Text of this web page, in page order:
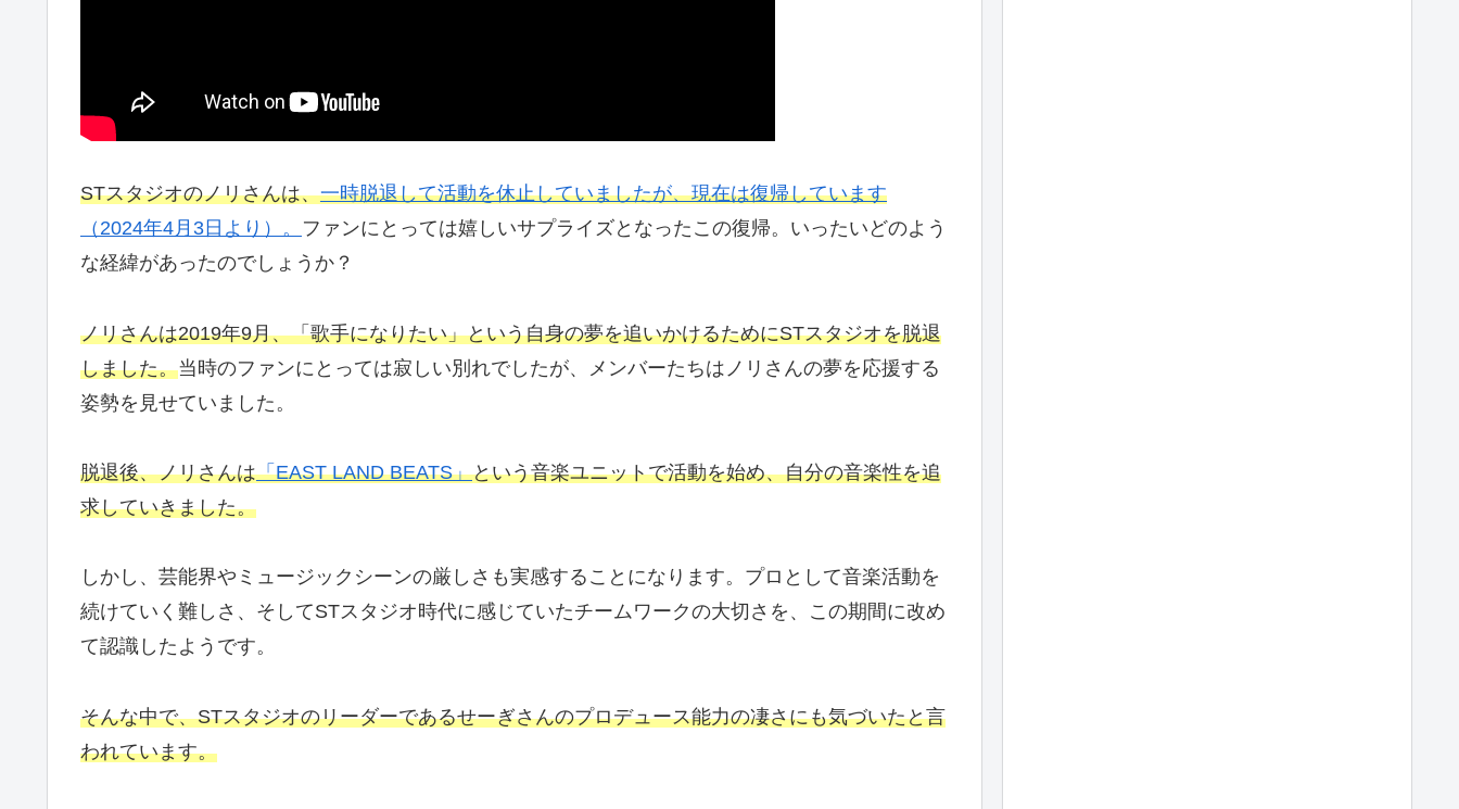
STスタジオのノリさんは、一時脱退して活動を休止していましたが、現在は復帰しています
（2024年4月3日より）。 ファンにとっては嬉しいサプライズとなったこの復帰。いったいどのよう
な経緯があったのでしょうか？
ノリさんは2019年9月、「歌手になりたい」という自身の夢を追いかけるためにSTスタジオを脱退
しました。当時のファンにとっては寂しい別れでしたが、メンバーたちはノリさんの夢を応援する
姿勢を見せていました。
脱退後、ノリさんは「EAST LAND BEATS」という音楽ユニットで活動を始め、自分の音楽性を追
求していきました。
しかし、芸能界やミュージックシーンの厳しさも実感することになります。プロとして音楽活動を
続けていく難しさ、そしてSTスタジオ時代に感じていたチームワークの大切さを、この期間に改め
て認識したようです。
そんな中で、STスタジオのリーダーであるせーぎさんのプロデュース能力の凄さにも気づいたと言
われています。